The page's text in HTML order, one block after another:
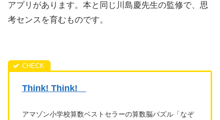
アプリがあります。本と同じ川島慶先生の監修で、思
考センスを育むものです。
Think! Think!
アマゾン小学校算数ベストセラーの算数脳パズル「なぞ